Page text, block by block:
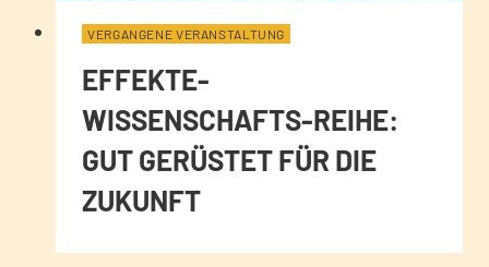
VERGANGENE VERANSTALTUNG
EFFEKTE-
WISSENSCHAFTS-REIHE:
GUT GERÜSTET FÜR DIE
ZUKUNFT